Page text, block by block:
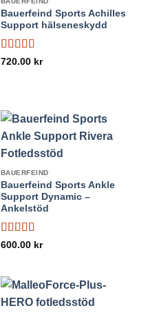
Bauerfeind Sports Achilles
Support hälseneskydd
Betygsatt
720.00 kr
BAUERFEIND
Bauerfeind Sports Ankle
Support Dynamic –
Ankelstöd
Betygsatt
600.00 kr